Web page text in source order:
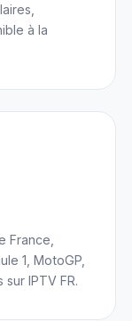
à la
France,
1, MotoGP,
IPTV FR.